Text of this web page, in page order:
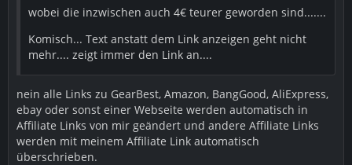
wobei die inzwischen auch 4€ teurer geworden sind.......
Komisch... Text anstatt dem Link anzeigen geht nicht
mehr.... zeigt immer den Link an....
nein alle Links zu GearBest, Amazon, BangGood, AliExpress,
ebay oder sonst einer Webseite werden automatisch in
Affiliate Links von mir geändert und andere Affiliate Links
werden mit meinem Affiliate Link automatisch
überschrieben.